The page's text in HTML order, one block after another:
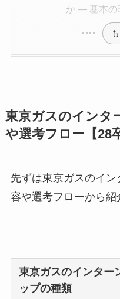
か ― 基本の
東京ガスのインタ
や選考フロー【28
先ずは東京ガスのイ
容や選考フローから紹
東京ガスのインター
ップの種類